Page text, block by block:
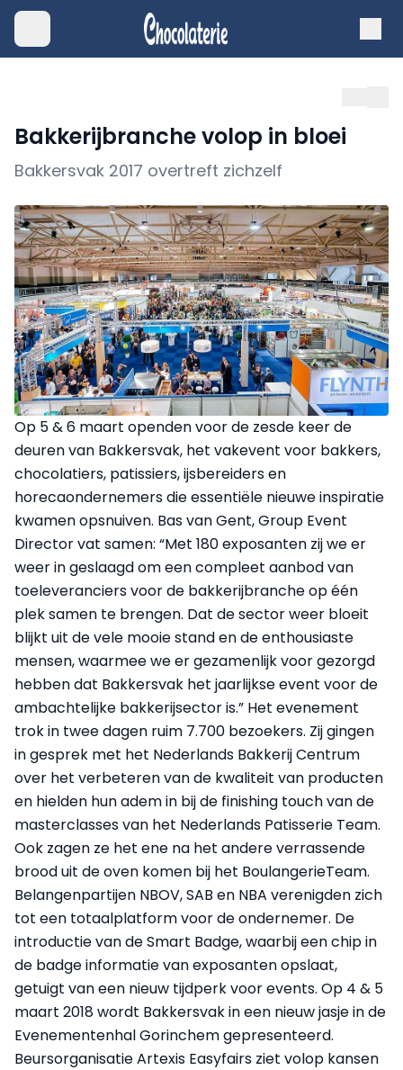
Bakkerijbranche volop in bloei
Bakkersvak 2017 overtreft zichzelf
Op 5 & 6 maart openden voor de zesde keer de
deuren van Bakkersvak, het vakevent voor bakkers,
chocolatiers, patissiers, ijsbereiders en
horecaondernemers die essentiële nieuwe inspiratie
kwamen opsnuiven. Bas van Gent, Group Event
Director vat samen: “Met 180 exposanten zij we er
weer in geslaagd om een compleet aanbod van
toeleveranciers voor de bakkerijbranche op één
plek samen te brengen. Dat de sector weer bloeit
blijkt uit de vele mooie stand en de enthousiaste
mensen, waarmee we er gezamenlijk voor gezorgd
hebben dat Bakkersvak het jaarlijkse event voor de
ambachtelijke bakkerijsector is.” Het evenement
trok in twee dagen ruim 7.700 bezoekers. Zij gingen
in gesprek met het Nederlands Bakkerij Centrum
over het verbeteren van de kwaliteit van producten
en hielden hun adem in bij de finishing touch van de
masterclasses van het Nederlands Patisserie Team.
Ook zagen ze het ene na het andere verrassende
brood uit de oven komen bij het BoulangerieTeam.
Belangenpartijen NBOV, SAB en NBA verenigden zich
tot een totaalplatform voor de ondernemer. De
introductie van de Smart Badge, waarbij een chip in
de badge informatie van exposanten opslaat,
getuigt van een nieuw tijdperk voor events. Op 4 & 5
maart 2018 wordt Bakkersvak in een nieuw jasje in de
Evenementenhal Gorinchem gepresenteerd.
Beursorganisatie Artexis Easyfairs ziet volop kansen